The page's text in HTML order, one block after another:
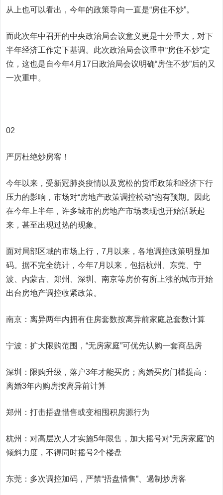
从上也可以看出，今年的政策导向一直是“房住不炒”。
而此次年中召开的中央政治局会议意义更是十分重大，对下
半年经济工作定下基调。此次政治局会议重申“房住不炒”定
位，这也是自今年4月17日政治局会议明确“房住不炒”后的又
一次重申。
02
严厉杜绝炒房客！
今年以来，受新冠肺炎疫情以及宽松的货币政策和经济下行
压力的影响，市场对“房地产政策调控松动”抱有预期。因此
在今年上半年，许多城市的房地产市场表现也开始活跃起
来，甚至出现过热的现象。
面对局部区域的市场上行，7月以来，各地调控政策明显加
码。据不完全统计，今年7月以来，包括杭州、东莞、宁
波、内蒙古、郑州、深圳、南京等房价有所上涨的城市开始
出台房地产调控收紧政策。
南京：离异两年内拥有住房套数按离异前家庭总套数计算
宁波：扩大限购范围，“无房家庭”可优先认购一套商品房
深圳：限购升级，落户3年才能买房；离婚买房门槛提高：
离婚3年内购房按离异前计算
郑州：打击捂盘惜售或变相囤积房源行为
杭州：对高层次人才实施5年限售，加大摇号对“无房家庭”的
倾斜力度，不得同时摇号2个楼盘
东莞：多次调控加码，严禁“捂盘惜售”、遏制炒房客